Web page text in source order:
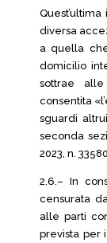
diversa
a quella
domicilio
sottrae
consentita
sguardi
seconda
2023, n.
2.6.– In
censurata
alle parti
prevista per